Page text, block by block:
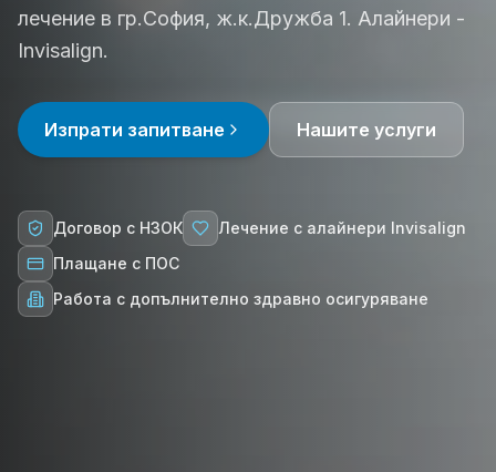
лечение в гр.София, ж.к.Дружба 1. Алайнери -
Invisalign.
Изпрати запитване Нашите услуги
Договор с НЗОК
Лечение с алайнери Invisalign
Плащане с ПОС
Работа с допълнително здравно осигуряване